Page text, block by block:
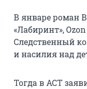
В январе роман
«Лабиринт»,
Следственный
и насилия над
Тогда в АСТ